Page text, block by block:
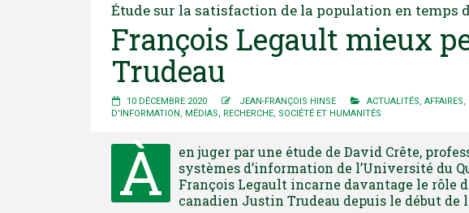
Étude sur la satisfaction de la population en temps
François Legault mieux
Trudeau
10 DÉCEMBRE 2020 JEAN-FRANÇOIS HINSE ACTUALITÉS, AFFAIRES,
D'INFORMATION, MÉDIAS, RECHERCHE, SOCIÉTÉ ET HUMANITÉS
À
en juger par une étude de David Crête,
systèmes d’information de l’Université du
François Legault incarne davantage le rôle
canadien Justin Trudeau depuis le début de